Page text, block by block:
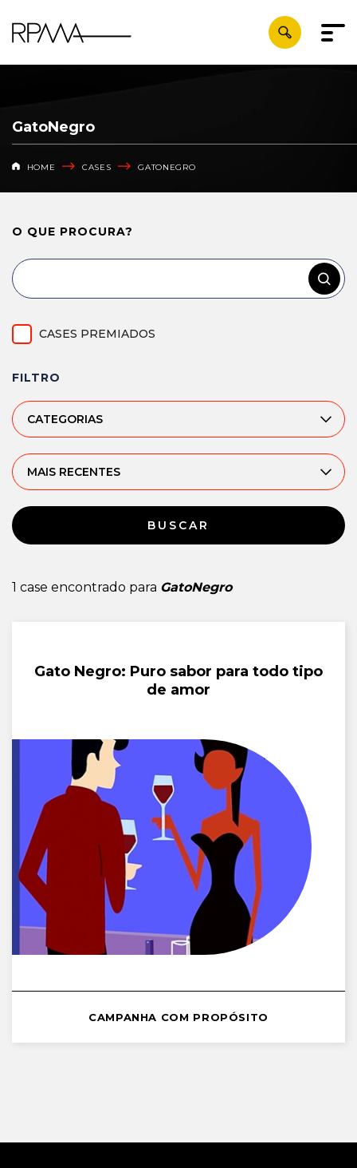
GatoNegro
HOME CASES GATONEGRO
O QUE PROCURA?
CASES PREMIADOS
FILTRO
CATEGORIAS
MAIS RECENTES
BUSCAR
1 case encontrado para GatoNegro
Gato Negro: Puro sabor para todo tipo
de amor
CAMPANHA COM PROPÓSITO